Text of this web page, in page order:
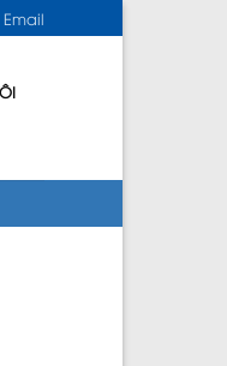
Email